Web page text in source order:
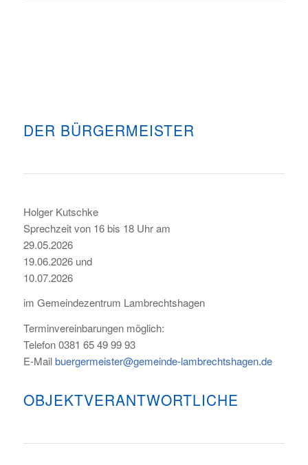
DER BÜRGERMEISTER
Holger Kutschke
Sprechzeit von 16 bis 18 Uhr am
29.05.2026
19.06.2026 und
10.07.2026
im Gemeindezentrum Lambrechtshagen
Terminvereinbarungen möglich:
Telefon 0381 65 49 99 93
E-Mailbuergermeister@gemeinde-lambrechtshagen.de
OBJEKTVERANTWORTLICHE